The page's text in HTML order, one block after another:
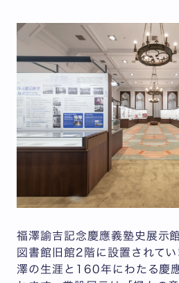
福澤諭吉記念慶應義塾史展示
図書館旧館2階に設置されて
澤の生涯と160年にわたる慶